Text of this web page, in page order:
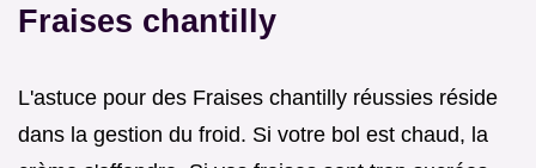
Fraises chantilly
L'astuce pour des Fraises chantilly réussies réside
dans la gestion du froid. Si votre bol est chaud, la